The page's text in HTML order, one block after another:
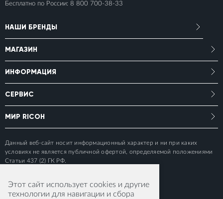
Бесплатно по России: 8 800 700-38-33
НАШИ БРЕНДЫ
МАГАЗИН
ИНФОРМАЦИЯ
СЕРВИС
МИР RICOH
Данный веб-сайт носит информационный характер и ни при каких
условиях не является публичной офертой, определяемой положениями
Статьи 437 (2) ГК РФ.
Этот сайт использует cookies и другие
технологии для навигации и сбора